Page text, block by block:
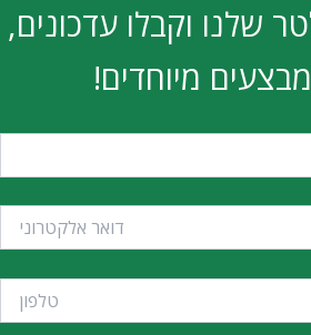
שלנו וקבלו עדכונים,
מיוחדים!